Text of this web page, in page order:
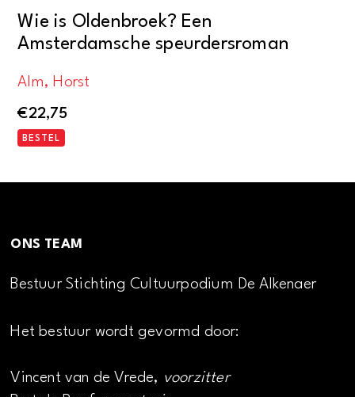
Wie is Oldenbroek? Een
Amsterdamsche speurdersroman
Alm, Horst
€22,75
BESTEL
ONS TEAM
Bestuur Stichting Cultuurpodium De Alkenaer
Het bestuur wordt gevormd door:
Vincent van de Vrede, voorzitter